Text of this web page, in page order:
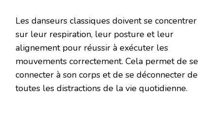
Les danseurs classiques doivent se concentrer
sur leur respiration, leur posture et leur
alignement pour réussir à exécuter les
mouvements correctement. Cela permet de se
connecter à son corps et de se déconnecter de
toutes les distractions de la vie quotidienne.